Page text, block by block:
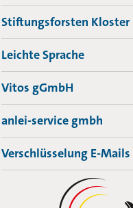
Stiftungsforsten Kloster
Leichte Sprache
Vitos gGmbH
anlei-service gmbh
Verschlüsselung E-Mails